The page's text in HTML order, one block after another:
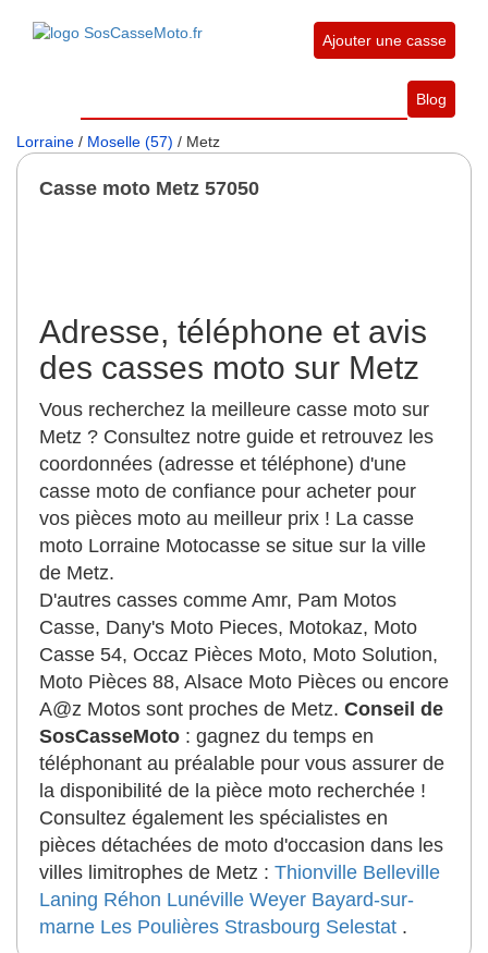
Ajouter une casse
Blog
Lorraine / Moselle (57) / Metz
Casse moto Metz 57050
Adresse, téléphone et avis
des casses moto sur Metz
Vous recherchez la meilleure casse moto sur
Metz ? Consultez notre guide et retrouvez les
coordonnées (adresse et téléphone) d'une
casse moto de confiance pour acheter pour
vos pièces moto au meilleur prix ! La casse
moto Lorraine Motocasse se situe sur la ville
de Metz.
D'autres casses comme Amr, Pam Motos
Casse, Dany's Moto Pieces, Motokaz, Moto
Casse 54, Occaz Pièces Moto, Moto Solution,
Moto Pièces 88, Alsace Moto Pièces ou encore
A@z Motos sont proches de Metz. Conseil de
SosCasseMoto : gagnez du temps en
téléphonant au préalable pour vous assurer de
la disponibilité de la pièce moto recherchée !
Consultez également les spécialistes en
pièces détachées de moto d'occasion dans les
villes limitrophes de Metz : Thionville Belleville
Laning Réhon Lunéville Weyer Bayard-sur-
marne Les Poulières Strasbourg Selestat .